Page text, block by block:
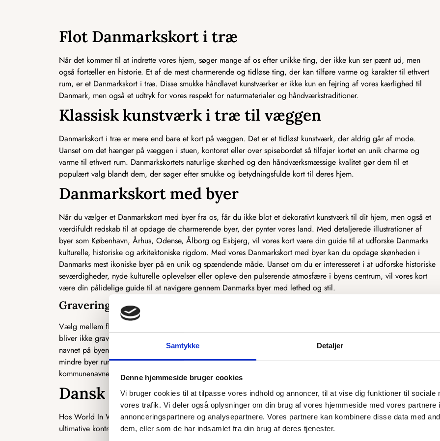
Samtykke Detaljer
Denne hjemmeside bruger cookies
Vi bruger cookies til at tilpasse vores indhold og annoncer, til at vise dig funktioner til sociale
vores trafik. Vi deler også oplysninger om din brug af vores hjemmeside med vores partnere
annonceringspartnere og analysepartnere. Vores partnere kan kombinere disse data med
dem, eller som de har indsamlet fra din brug af deres tjenester.
Flot Danmarkskort i træ
Når det kommer til at indrette vores hjem, søger mange af os efter unikke ting, der ikke kun ser pænt ud, men
også fortæller en historie. Et af de mest charmerende og tidløse ting, der kan tilføre varme og karakter til ethvert
rum, er et Danmarkskort i træ. Disse smukke håndlavet kunstværker er ikke kun en fejring af vores kærlighed til
Danmark, men også et udtryk for vores respekt for naturmaterialer og håndværkstraditioner.
Klassisk kunstværk i træ til væggen
Danmarkskort i træ er mere end bare et kort på væggen. Det er et tidløst kunstværk, der aldrig går af mode.
Uanset om det hænger på væggen i stuen, kontoret eller over spisebordet så tilføjer kortet en unik charme og
varme til ethvert rum. Danmarkskortets naturlige skønhed og den håndværksmæssige kvalitet gør dem til et
populært valg blandt dem, der søger efter smukke og betydningsfulde kort til deres hjem.
Danmarkskort med byer
Når du vælger et Danmarkskort med byer fra os, får du ikke blot et dekorativt kunstværk til dit hjem, men også et
værdifuldt redskab til at opdage de charmerende byer, der pynter vores land. Med detaljerede illustrationer af
byer som København, Århus, Odense, Ålborg og Esbjerg, vil vores kort være din guide til at udforske Danmarks
kulturelle, historiske og arkitektoniske rigdom. Med vores Danmarkskort med byer kan du opdage skønheden i
Danmarks mest ikoniske byer på en unik og spændende måde. Uanset om du er interesseret i at udforske historiske
seværdigheder, nyde kulturelle oplevelser eller opleve den pulserende atmosfære i byens centrum, vil vores kort
være din pålidelige guide til at navigere gennem Danmarks byer med lethed og stil.
Graveringer
Vælg mellem flere forskellige graveringsmuligheder, både bynavne og kommunenavne:
bliver ikke graveret nogle byer på kortet
navnet på byen
Ca 100 af Danmarks største byer markeres med et symbol og navnet på byen, samt 1500
mindre byer rundt i hele Danmark markeres med symbolKommunenavneUden:Der bliver ikke graveret nogle
kommunenavne Med:Alle de danske kommunenavne bliver graveret på
Dansk kvalitet og design
Hos World In Wood kommer kvalitet først. Alle vores produkter bliver designet og lavet i Danmark, så vi har den
ultimative kontrol over kvaliteten på de produkter, vi sender afsted til vores dejlige kunder.